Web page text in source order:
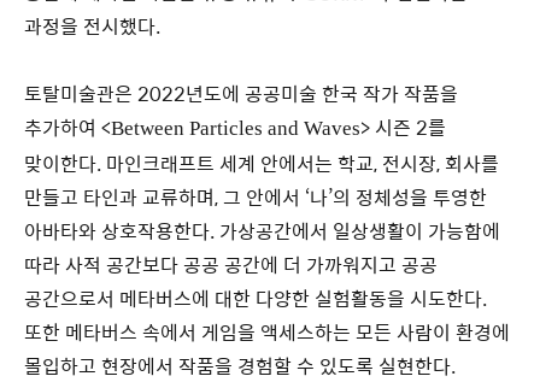
과정을 전시했다.
토탈미술관은 2022년도에 공공미술 한국 작가 작품을
추가하여<Between Particles and Waves> 시즌 2를
맞이한다. 마인크래프트 세계 안에서는 학교, 전시장, 회사를
만들고 타인과 교류하며, 그 안에서 ‘나’의 정체성을 투영한
아바타와 상호작용한다. 가상공간에서 일상생활이 가능함에
따라 사적 공간보다 공공 공간에 더 가까워지고 공공
공간으로서 메타버스에 대한 다양한 실험활동을 시도한다.
또한 메타버스 속에서 게임을 액세스하는 모든 사람이 환경에
몰입하고 현장에서 작품을 경험할 수 있도록 실현한다.